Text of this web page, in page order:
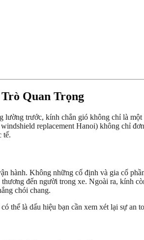
Quan Trọng
trước, kính chắn gió không chỉ là
replacement Hanoi) không chỉ
tế.
hành. Không những cố định và gia cố
đến người trong xe. Ngoài ra, kính
chói chang.
thể là dấu hiệu bạn cần xem xét lại sự an